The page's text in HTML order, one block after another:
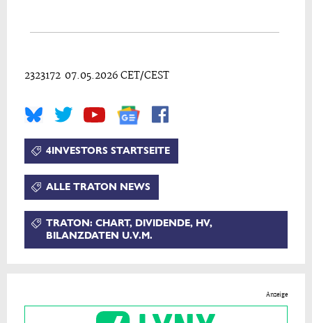
2323172 07.05.2026 CET/CEST
4INVESTORS STARTSEITE
ALLE TRATON NEWS
TRATON: CHART, DIVIDENDE, HV,
BILANZDATEN U.V.M.
Anzeige